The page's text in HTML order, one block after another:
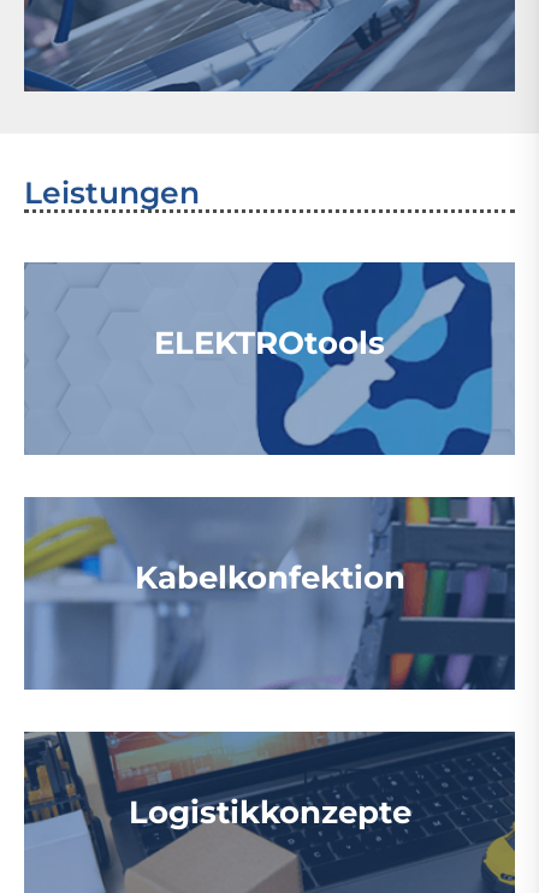
Leistungen
ELEKTROtools
Kabelkonfektion
Logistikkonzepte